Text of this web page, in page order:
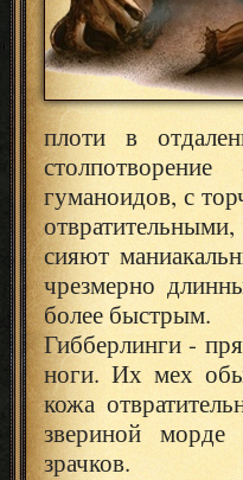
плоти в
гуманоидов, с
сияют
чрезмерно
более быстрым.
Гибберлинги -
ноги. Их мех
кожа
звериной
зрачков.